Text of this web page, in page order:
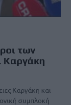
των
Καργάκη
Καργάκη και
συμπλοκή